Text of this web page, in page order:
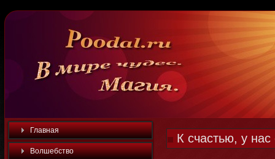
Главная
Волшебство
К счастью, у